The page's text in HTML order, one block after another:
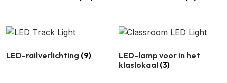
LED-railverlichting (9)
LED-lamp voor in het
klaslokaal (3)